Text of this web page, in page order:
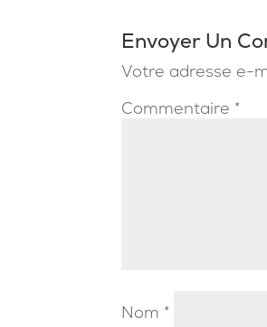
Envoyer Un
Votre adresse e-
Commentaire *
Nom *